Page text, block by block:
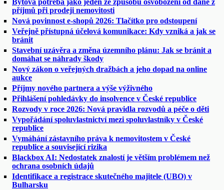
příjmů při prodeji nemovitosti
Nová povinnost e-shopů 2026: Tlačítko pro odstoupení
Veřejně přístupná účelová komunikace: Kdy vzniká a jak se
bránit
Stavební uzávěra a změna územního plánu: Jak se bránit a
domáhat se náhrady škody
Nový zákon o veřejných dražbách a jeho dopad na online
aukce
Příjmy nového partnera a výše výživného
Přihlášení pohledávky do insolvence v České republice
Rozvody v roce 2026: Nová pravidla rozvodů a péče o děti
Vypořádání spoluvlastnictví mezi spoluvlastníky v České
republice
Vymáhání zástavního práva k nemovitostem v České
republice a související rizika
Blackbox AI: Nedostatek znalostí je větším problémem než
ochrana osobních údajů
Identifikace a registrace skutečného majitele (UBO) v
Bulharsku